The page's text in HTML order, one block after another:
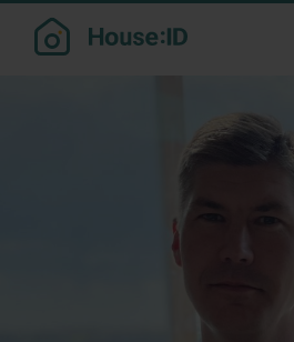
Month: February 2022